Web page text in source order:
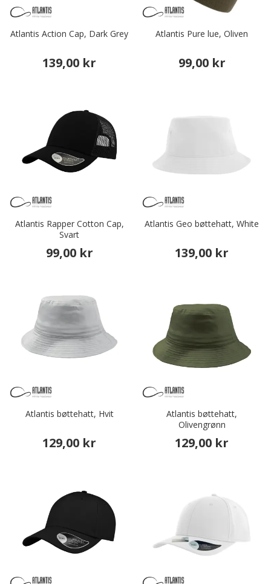
Atlantis Action Cap, Dark Grey
139,00 kr
Atlantis Pure lue, Oliven
99,00 kr
Atlantis Rapper Cotton Cap,
Svart
99,00 kr
Atlantis Geo bøttehatt, White
139,00 kr
Atlantis bøttehatt, Hvit
129,00 kr
Atlantis bøttehatt,
Olivengrønn
129,00 kr